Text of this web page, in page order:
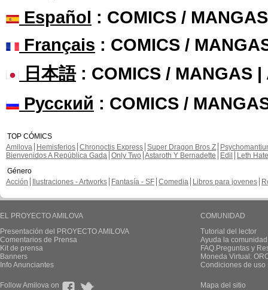
Español : COMICS /
Français : COMICS /
日本語: COMICS / MANGAS |
Русский : COMICS /
TOP CÓMICS
Amilova
Hemisferios Chronoctis Express Super Dragon Bros Z
Bienvenidos A República Gada Only Two Astaroth Y Bernadette Edil
Leth Hate
Género
Acción
Ilustraciones - Artworks Fantasía - SF Comedia Libros para jovenes
EL PROYECTO AMILOVA
Presentación del PROYECTO AMILOVA
Comentarios de Prensa
Kit de prensa
Banners
Info Anunciantes
COMUNIDAD
Tutorial del lector
Ayuda la
FAQ.Preguntas y
Moneda Virtual:
Condiciones de uso
Follow Amilova on Mapa del sitio